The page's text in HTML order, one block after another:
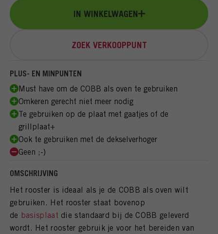
IN WINKELWAGEN
ZOEK VERKOOPPUNT
PLUS- EN MINPUNTEN
Must have om de COBB als oven te gebruiken
Omkeren gerecht niet meer nodig
Te gebruiken op de plaat met gaatjes of de
grillplaat+
Ook te gebruiken met de dekselverhoger
Geen ;-)
OMSCHRIJVING
Het rooster is ideaal als je de COBB als oven wilt
gebruiken. Het rooster staat bovenop
de basisplaat die standaard bij de COBB geleverd
wordt. Het rooster gebruik je voor het bereiden van